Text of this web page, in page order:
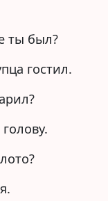
ты был?
гостил.